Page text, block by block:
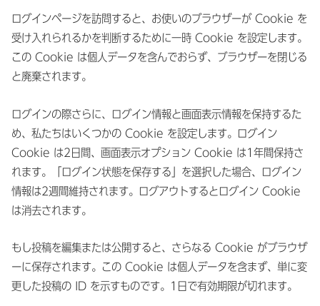
ログインページを訪問すると、お使いのブラウザーが Cookie を
受け入れられるかを判断するために一時 Cookie を設定します。
この Cookie は個人データを含んでおらず、ブラウザーを閉じる
と廃棄されます。
ログインの際さらに、ログイン情報と画面表示情報を保持するた
め、私たちはいくつかの Cookie を設定します。ログイン
Cookie は2日間、画面表示オプション Cookie は1年間保持さ
れます。「ログイン状態を保存する」を選択した場合、ログイン
情報は2週間維持されます。ログアウトするとログイン Cookie
は消去されます。
もし投稿を編集または公開すると、さらなる Cookie がブラウザ
ーに保存されます。この Cookie は個人データを含まず、単に変
更した投稿の ID を示すものです。1日で有効期限が切れます。